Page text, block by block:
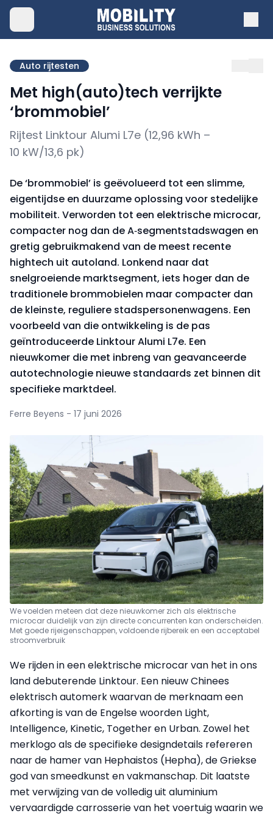
Auto rijtesten
Met high(auto)tech verrijkte
‘brommobiel’
Rijtest Linktour Alumi L7e (12,96 kWh –
10 kW/13,6 pk)
De ‘brommobiel’ is geëvolueerd tot een slimme,
eigentijdse en duurzame oplossing voor stedelijke
mobiliteit. Verworden tot een elektrische microcar,
compacter nog dan de A‑segmentstadswagen en
gretig gebruikmakend van de meest recente
hightech uit autoland. Lonkend naar dat
snelgroeiende marktsegment, iets hoger dan de
traditionele brommobielen maar compacter dan
de kleinste, reguliere stadspersonenwagens. Een
voorbeeld van die ontwikkeling is de pas
geïntroduceerde Linktour Alumi L7e. Een
nieuwkomer die met inbreng van geavanceerde
autotechnologie nieuwe standaards zet binnen dit
specifieke marktdeel.
Ferre Beyens - 17 juni 2026
We voelden meteen dat deze nieuwkomer zich als elektrische
microcar duidelijk van zijn directe concurrenten kan onderscheiden.
Met goede rijeigenschappen, voldoende rijbereik en een acceptabel
stroomverbruik
We rijden in een elektrische microcar van het in ons
land debuterende Linktour. Een nieuw Chinees
elektrisch automerk waarvan de merknaam een
afkorting is van de Engelse woorden Light,
Intelligence, Kinetic, Together en Urban. Zowel het
merklogo als de specifieke designdetails refereren
naar de hamer van Hephaistos (Hepha), de Griekse
god van smeedkunst en vakmanschap. Dit laatste
met verwijzing van de volledig uit aluminium
vervaardigde carrosserie van het voertuig waarin we